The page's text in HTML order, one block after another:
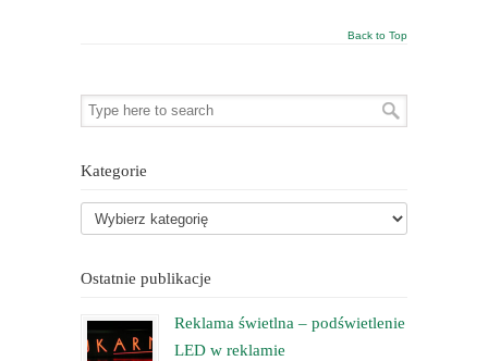
Back to Top
Kategorie
Ostatnie publikacje
Reklama świetlna – podświetlenie
LED w reklamie